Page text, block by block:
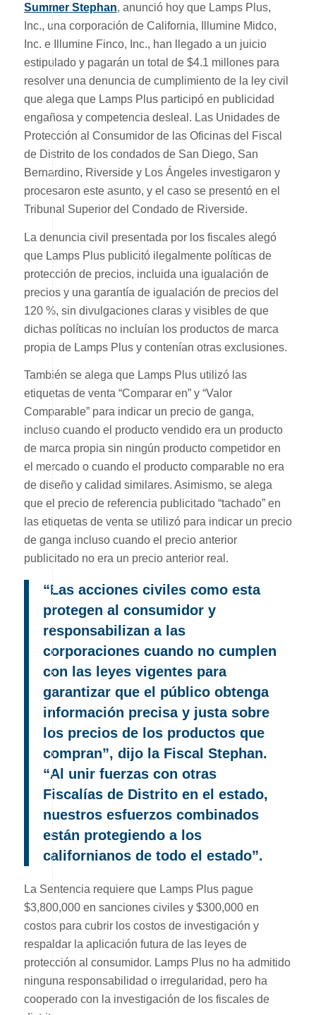
Summer Stephan, anunció hoy que Lamps Plus,
Inc., una corporación de California, Illumine Midco,
Inc. e Illumine Finco, Inc., han llegado a un juicio
estipulado y pagarán un total de $4.1 millones para
resolver una denuncia de cumplimiento de la ley civil
que alega que Lamps Plus participó en publicidad
engañosa y competencia desleal. Las Unidades de
Protección al Consumidor de las Oficinas del Fiscal
de Distrito de los condados de San Diego, San
Bernardino, Riverside y Los Ángeles investigaron y
procesaron este asunto, y el caso se presentó en el
Tribunal Superior del Condado de Riverside.
La denuncia civil presentada por los fiscales alegó
que Lamps Plus publicitó ilegalmente políticas de
protección de precios, incluida una igualación de
precios y una garantía de igualación de precios del
120 %, sin divulgaciones claras y visibles de que
dichas políticas no incluían los productos de marca
propia de Lamps Plus y contenían otras exclusiones.
También se alega que Lamps Plus utilizó las
etiquetas de venta “Comparar en” y “Valor
Comparable” para indicar un precio de ganga,
incluso cuando el producto vendido era un producto
de marca propia sin ningún producto competidor en
el mercado o cuando el producto comparable no era
de diseño y calidad similares. Asimismo, se alega
que el precio de referencia publicitado “tachado” en
las etiquetas de venta se utilizó para indicar un precio
de ganga incluso cuando el precio anterior
publicitado no era un precio anterior real.
“Las acciones civiles como esta
protegen al consumidor y
responsabilizan a las
corporaciones cuando no cumplen
con las leyes vigentes para
garantizar que el público obtenga
información precisa y justa sobre
los precios de los productos que
compran”, dijo la Fiscal Stephan.
“Al unir fuerzas con otras
Fiscalías de Distrito en el estado,
nuestros esfuerzos combinados
están protegiendo a los
californianos de todo el estado”.
La Sentencia requiere que Lamps Plus pague
$3,800,000 en sanciones civiles y $300,000 en
costos para cubrir los costos de investigación y
respaldar la aplicación futura de las leyes de
protección al consumidor. Lamps Plus no ha admitido
ninguna responsabilidad o irregularidad, pero ha
cooperado con la investigación de los fiscales de